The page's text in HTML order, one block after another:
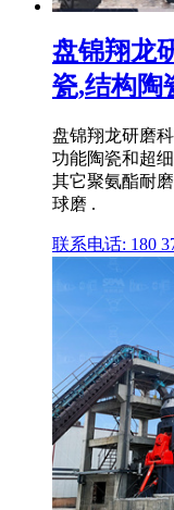
盘锦翔龙
瓷,结构陶
盘锦翔龙研磨
功能陶瓷和超
其它聚氨酯耐
球磨 .
联系电话: 180